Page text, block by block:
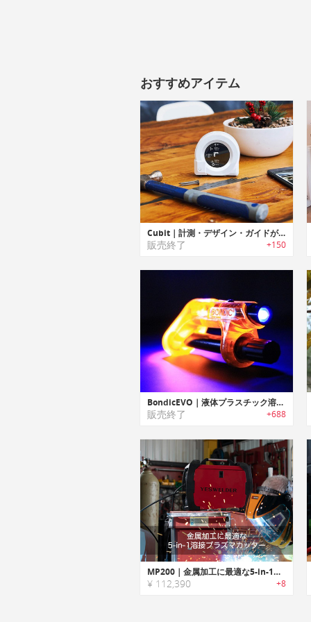
おすすめアイテム
Cubit｜計測・デザイン・ガイドが可能なスマートDIYツール。「キュービット」
販売終了 +150
BondicEVO｜液体プラスチック溶接剤「ボンディックエボ」
販売終了 +688
MP200｜金属加工に最適な5-in-1溶接プラズマカッター
¥ 112,390 +8